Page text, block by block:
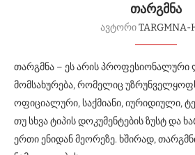
ᲗᲐᲠᲒᲛᲜᲐ
ავტორიTARGMNA-
თარგმნა – ეს არის პროფესიონალური
მომსახურება, რომელიც
ოფიციალური, საქმიანი, იურიდიული,
თუ სხვა ტიპის დოკუმენტების ზუსტ და
ერთი ენიდან მეორეზე. ხშირად,